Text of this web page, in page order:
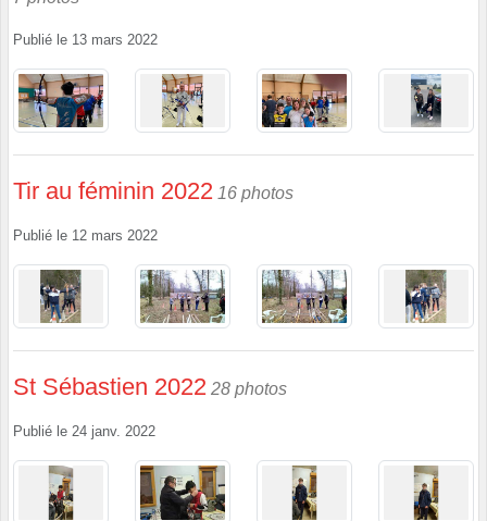
Publié le 13 mars 2022
Tir au féminin 2022 16 photos
Publié le 12 mars 2022
St Sébastien 2022 28 photos
Publié le 24 janv. 2022